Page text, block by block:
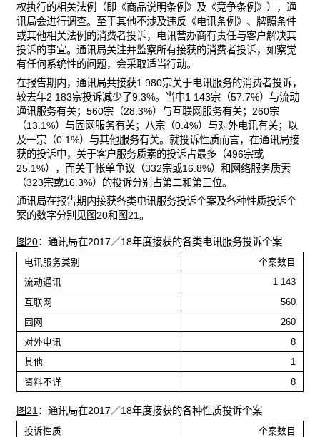
权执行的相关法例（即《商品说明条例》及《竞争条例》），通
讯局会进行调查。至于其他不涉及违反《电讯条例》、牌照条件
或其他相关法例的消费者投诉，电讯营办商有责任与客户解决其
投诉的事宜。通讯局关注并监察所有接获的消费者投诉，如察觉
有任何系统性的问题，会采取适当行动。
在报告期内，通讯局共接获1 980宗关于电讯服务的消费者投诉，
较去年2 183宗投诉减少了9.3%。当中1 143宗（57.7%）与流动
通讯服务有关；560宗（28.3%）与互联网服务有关；260宗
（13.1%）与固网服务有关；八宗（0.4%）与对外电讯有关；以
及一宗（0.1%）与其他服务有关。就投诉性质而言，在通讯局接
获的投诉中，关于客户服务质素的投诉占最多（496宗或
25.1%），而关于帐单争议（332宗或16.8%）和网络服务质素
（323宗或16.3%）的投诉分别占第二和第三位。
通讯局在报告期内接获各类电讯服务投诉个案及各种性质投诉个
案的数字分别见图20和 图21。
图20：通讯局在2017／18年度接获的各类电讯服务投诉个案
电讯服务类别
个案数目
流动通讯
1 143
互联网
560
固网
260
对外电讯
8
其他
1
资料不详
8
图21 ：通讯局在2017／18年度接获的各种性质投诉个案
投诉性质
个案数目